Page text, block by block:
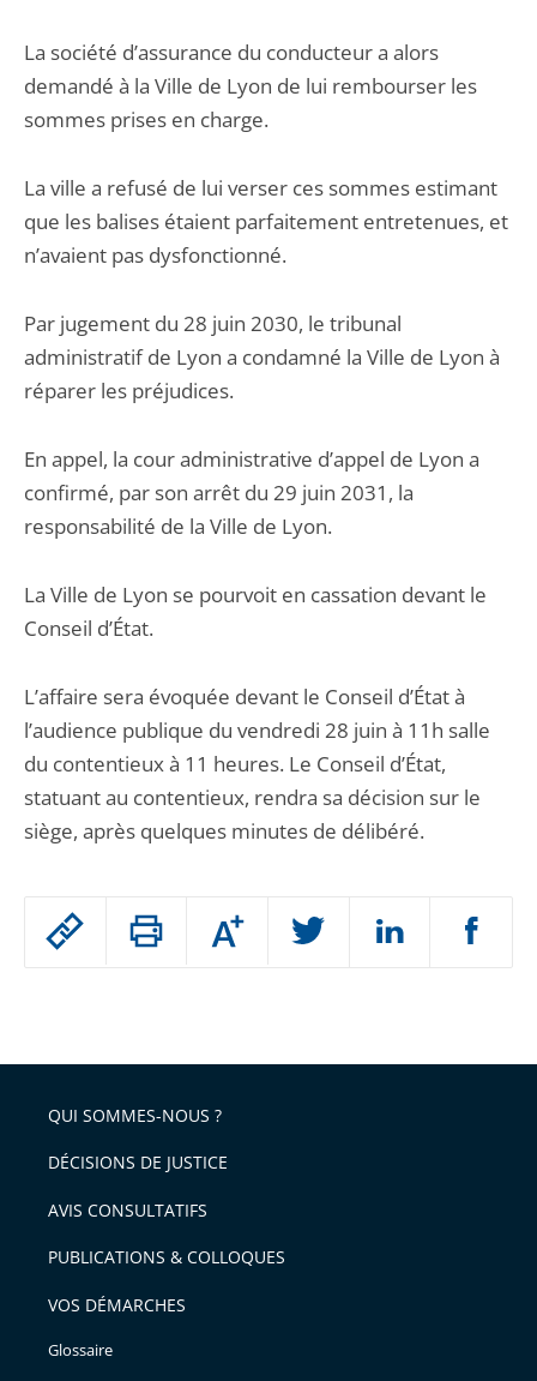
Passer
arriver
après
Augmenter
ou
l'article
pour
avant
La société d’assurance du conducteur a alors
demandé à la Ville de Lyon de lui rembourser les
sommes prises en charge.
La ville a refusé de lui verser ces sommes estimant
que les balises étaient parfaitement entretenues, et
n’avaient pas dysfonctionné.
Par jugement du 28 juin 2030, le tribunal
administratif de Lyon a condamné la Ville de Lyon à
réparer les préjudices.
En appel, la cour administrative d’appel de Lyon a
confirmé, par son arrêt du 29 juin 2031, la
responsabilité de la Ville de Lyon.
La Ville de Lyon se pourvoit en cassation devant le
Conseil d’État.
L’affaire sera évoquée devant le Conseil d’État à
l’audience publique du vendredi 28 juin à 11h salle
du contentieux à 11 heures. Le Conseil d’État,
statuant au contentieux, rendra sa décision sur le
siège, après quelques minutes de délibéré.
QUI SOMMES-NOUS ?
DÉCISIONS DE JUSTICE
AVIS CONSULTATIFS
PUBLICATIONS & COLLOQUES
VOS DÉMARCHES
Glossaire